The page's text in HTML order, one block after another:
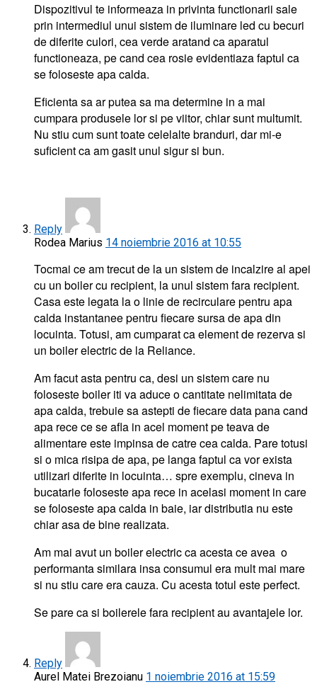
Dispozitivul te informeaza in privinta functionarii sale
prin intermediul unui sistem de iluminare led cu becuri
de diferite culori, cea verde aratand ca aparatul
functioneaza, pe cand cea rosie evidentiaza faptul ca
se foloseste apa calda.
Eficienta sa ar putea sa ma determine in a mai
cumpara produsele lor si pe viitor, chiar sunt multumit.
Nu stiu cum sunt toate celelalte branduri, dar mi-e
suficient ca am gasit unul sigur si bun.
Reply
Rodea Marius 14 noiembrie 2016 at 10:55
Tocmai ce am trecut de la un sistem de incalzire al apei
cu un boiler cu recipient, la unul sistem fara recipient.
Casa este legata la o linie de recirculare pentru apa
calda instantanee pentru fiecare sursa de apa din
locuinta. Totusi, am cumparat ca element de rezerva si
un boiler electric de la Reliance.
Am facut asta pentru ca, desi un sistem care nu
foloseste boiler iti va aduce o cantitate nelimitata de
apa calda, trebuie sa astepti de fiecare data pana cand
apa rece ce se afla in acel moment pe teava de
alimentare este impinsa de catre cea calda. Pare totusi
si o mica risipa de apa, pe langa faptul ca vor exista
utilizari diferite in locuinta… spre exemplu, cineva in
bucatarie foloseste apa rece in acelasi moment in care
se foloseste apa calda in baie, iar distributia nu este
chiar asa de bine realizata.
Am mai avut un boiler electric ca acesta ce avea o
performanta similara insa consumul era mult mai mare
si nu stiu care era cauza. Cu acesta totul este perfect.
Se pare ca si boilerele fara recipient au avantajele lor.
Reply
Aurel Matei Brezoianu 1 noiembrie 2016 at 15:59